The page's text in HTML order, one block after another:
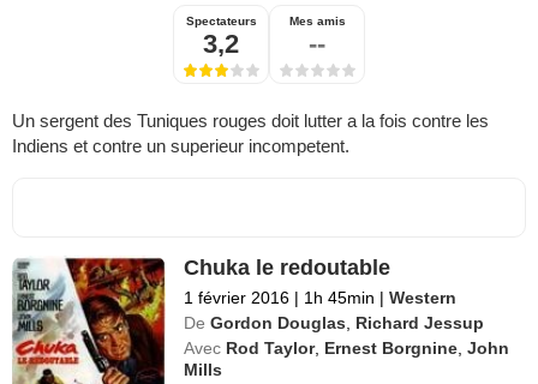
Spectateurs
3,2
Mes amis
--
Un sergent des Tuniques rouges doit lutter a la fois contre les
Indiens et contre un superieur incompetent.
Chuka le redoutable
1 février 2016 | 1h 45min | Western
De Gordon Douglas, Richard Jessup
Avec Rod Taylor, Ernest Borgnine,John
Mills